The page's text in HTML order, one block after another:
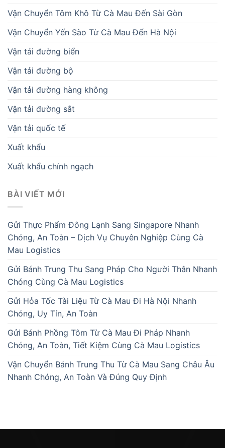
Vận Chuyển Tôm Khô Từ Cà Mau Đến Sài Gòn
Vận Chuyển Yến Sào Từ Cà Mau Đến Hà Nội
Vận tải đường biển
Vận tải đường bộ
Vận tải đường hàng không
Vận tải đường sắt
Vận tải quốc tế
Xuất khẩu
Xuất khẩu chính ngạch
BÀI VIẾT MỚI
Gửi Thực Phẩm Đông Lạnh Sang Singapore Nhanh
Chóng, An Toàn – Dịch Vụ Chuyên Nghiệp Cùng Cà
Mau Logistics
Gửi Bánh Trung Thu Sang Pháp Cho Người Thân Nhanh
Chóng Cùng Cà Mau Logistics
Gửi Hỏa Tốc Tài Liệu Từ Cà Mau Đi Hà Nội Nhanh
Chóng, Uy Tín, An Toàn
Gửi Bánh Phồng Tôm Từ Cà Mau Đi Pháp Nhanh
Chóng, An Toàn, Tiết Kiệm Cùng Cà Mau Logistics
Vận Chuyển Bánh Trung Thu Từ Cà Mau Sang Châu Âu
Nhanh Chóng, An Toàn Và Đúng Quy Định